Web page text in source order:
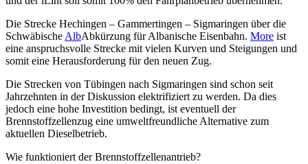
Die Strecke Hechingen – Gammertingen – Sigmaringen über die
Schwäbische AlbAbkürzung für Albanische Eisenbahn. More ist
eine anspruchsvolle Strecke mit vielen Kurven und Steigungen und
somit eine Herausforderung für den neuen Zug.
Die Strecken von Tübingen nach Sigmaringen sind schon seit
Jahrzehnten in der Diskussion elektrifiziert zu werden. Da dies
jedoch eine hohe Investition bedingt, ist eventuell der
Brennstoffzellenzug eine umweltfreundliche Alternative zum
aktuellen Dieselbetrieb.
Wie funktioniert der Brennstoffzellenantrieb?